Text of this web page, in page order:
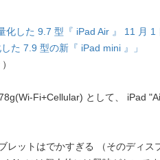
化した 9.7 型『 iPad Air 』 11 月 1
た 7.9 型の新『 iPad mini 』」
Fi+Cellular) として、 iPad
ットはでかすぎる （そのディス